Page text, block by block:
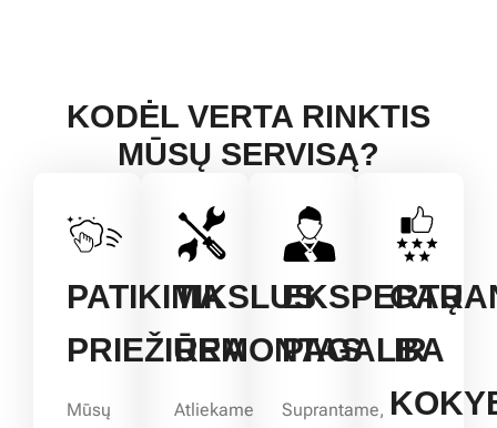
KODĖL VERTA RINKTIS
MŪSŲ SERVISĄ?
PATIKIMA
PRIEŽIŪRA
Mūsų
TIKSLUS
REMONTAS
Atliekame
EKSPERTŲ
PAGALBA
Suprantame,
IR